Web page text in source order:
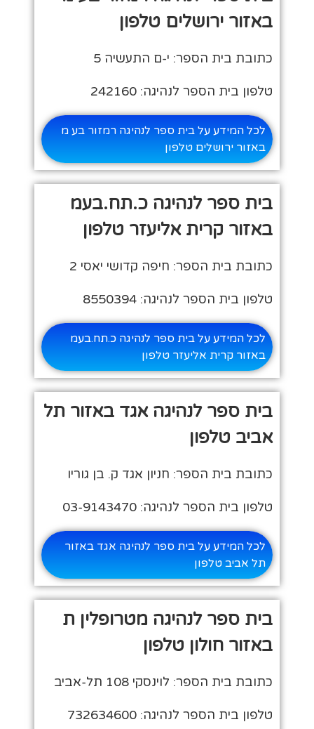
באזור ירושלים טלפון
כתובת בית הספר: י-ם התעשיה 5
טלפון בית הספר לנהיגה: 242160
לכל המידע על בית ספר לנהיגה רמזור בע מ
באזור ירושלים טלפון
בית ספר לנהיגה כ.תח.בעמ
באזור קרית אליעזר טלפון
כתובת בית הספר: חיפה קדושי יאסי 2
טלפון בית הספר לנהיגה: 8550394
לכל המידע על בית ספר לנהיגה כ.תח.בעמ
באזור קרית אליעזר טלפון
בית ספר לנהיגה אגד באזור תל
אביב טלפון
כתובת בית הספר: חניון אגד ק. בן גוריו
טלפון בית הספר לנהיגה: 03-9143470
לכל המידע על בית ספר לנהיגה אגד באזור
תל אביב טלפון
בית ספר לנהיגה מטרופלין ת
באזור חולון טלפון
כתובת בית הספר: לוינסקי 108 תל-אביב
טלפון בית הספר לנהיגה: 732634600